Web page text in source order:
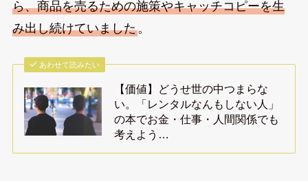
ら、商品を売るための施策やキャッチコピーを生
み出し続けていました。
あわせて読みたい
【価値】どうせ世の中つまらな
い。「レンタルなんもしない人」
の本でお金・仕事・人間関係でも
考えよう…